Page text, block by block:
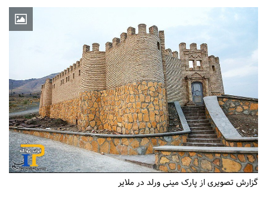
گزارش تصویری از پارک مینی ورلد در ملایر